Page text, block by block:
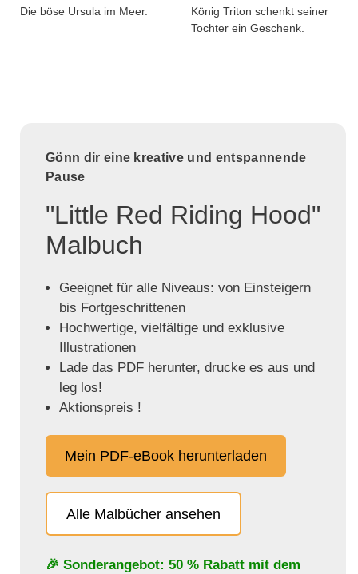
Die böse Ursula im Meer.
König Triton schenkt seiner
Tochter ein Geschenk.
Gönn dir eine kreative und entspannende
Pause
"Little Red Riding Hood"
Malbuch
Geeignet für alle Niveaus: von Einsteigern
bis Fortgeschrittenen
Hochwertige, vielfältige und exklusive
Illustrationen
Lade das PDF herunter, drucke es aus und
leg los!
Aktionspreis !
Mein PDF-eBook herunterladen
Alle Malbücher ansehen
🎉 Sonderangebot: 50 % Rabatt mit dem